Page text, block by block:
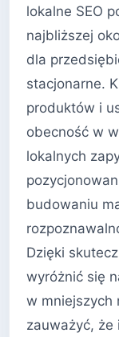
lokalne SEO
najbliższej
dla
stacjonarne.
produktów i
obecność w
lokalnych
budowaniu
Dzięki
wyróżnić się
w mniejszych
zauważyć, że